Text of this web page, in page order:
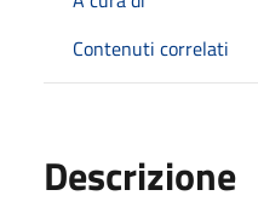
Contenuti correlati
Descrizione